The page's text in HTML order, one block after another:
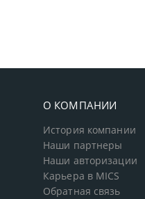
О КОМПАНИИ
История компании
Наши партнеры
Наши авторизации
Карьера в MICS
Обратная связь